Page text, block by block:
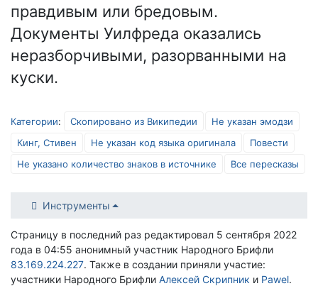
правдивым или бредовым.
Документы Уилфреда оказались
неразборчивыми, разорванными на
куски.
Категории: Скопировано из Википедии
Не указан эмодзи
Кинг, Стивен
Не указан код языка оригинала
Повести
Не указано количество знаков в источнике
Все пересказы
Инструменты
Страницу в последний раз редактировал 5 сентября 2022
года в 04:55 анонимный участник Народного Брифли
83.169.224.227. Также в создании приняли участие:
участники Народного Брифли Алексей Скрипник и Pawel.